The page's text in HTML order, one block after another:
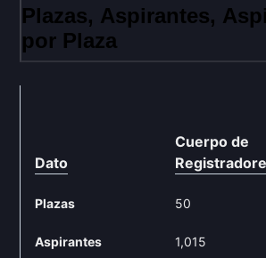
Plazas, Aspirantes,
por Plaza
Dato
Cuerpo de
Plazas 50
Aspirantes 1,015